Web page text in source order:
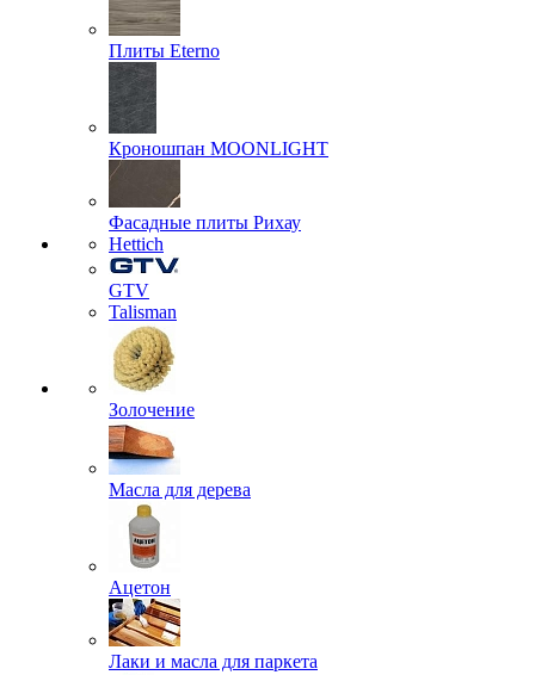
Плиты Eterno
Кроношпан MOONLIGHT
Фасадные плиты Рихау
Hettich
GTV
Talisman
Золочение
Масла для дерева
Ацетон
Лаки и масла для паркета